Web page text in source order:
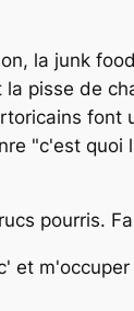
la junk
pisse de
"c'est
pourris.
et